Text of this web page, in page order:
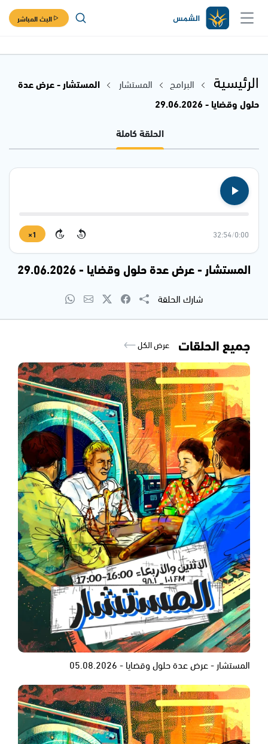
البث المباشر
الرئيسية البرامج المستشار
المستشار - عرض عدة
حلول وقضايا - 29.06.2026
الحلقة كاملة
0:00
/
32:54
15
15
1×
المستشار - عرض عدة حلول وقضايا - 29.06.2026
شارك الحلقة
جميع الحلقات عرض الكل
المستشار - عرض عدة حلول وقضايا - 05.08.2026